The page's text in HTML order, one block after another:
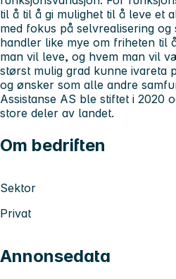
til å til å gi mulighet til å leve et
med fokus på selvrealisering og
handler like mye om friheten til
man vil leve, og hvem man vil
størst mulig grad kunne ivareta
og ønsker som alle andre
Assistanse AS ble stiftet i 2020
store deler av landet.
Om bedriften
Sektor
Privat
Annonsedata